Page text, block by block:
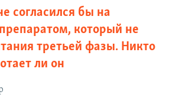
согласился бы на
который не
третьей фазы. Никто
ли он